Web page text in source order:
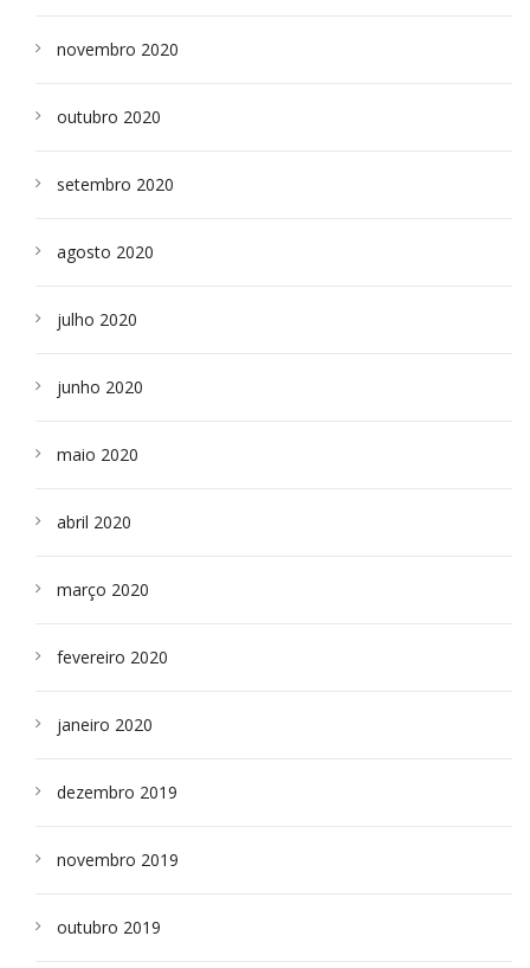
novembro 2020
outubro 2020
setembro 2020
agosto 2020
julho 2020
junho 2020
maio 2020
abril 2020
março 2020
fevereiro 2020
janeiro 2020
dezembro 2019
novembro 2019
outubro 2019